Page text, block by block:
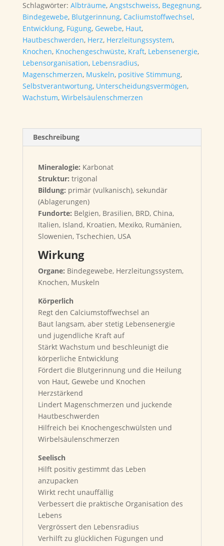
Schlagwörter: Albträume, Angstschweiss, Begegnung,
Bindegewebe, Blutgerinnung, Cacliumstoffwechsel,
Entwicklung, Fügung, Gewebe, Haut,
Hautbeschwerden, Herz, Herzleitungssystem,
Knochen, Knochengeschwüste, Kraft, Lebensenergie,
Lebensorganisation, Lebensradius,
Magenschmerzen, Muskeln, positive Stimmung,
Selbstverantwortung, Unterscheidungsvermögen,
Wachstum, Wirbelsäulenschmerzen
Beschreibung
Mineralogie: Karbonat
Struktur: trigonal
Bildung: primär (vulkanisch), sekundär
(Ablagerungen)
Fundorte: Belgien, Brasilien, BRD, China,
Italien, Island, Kroatien, Mexiko, Rumänien,
Slowenien, Tschechien, USA
Wirkung
Organe: Bindegewebe, Herzleitungssystem,
Knochen, Muskeln
Körperlich
Regt den Calciumstoffwechsel an
Baut langsam, aber stetig Lebensenergie
und jugendliche Kraft auf
Stärkt Wachstum und beschleunigt die
körperliche Entwicklung
Fördert die Blutgerinnung und die Heilung
von Haut, Gewebe und Knochen
Herzstärkend
Lindert Magenschmerzen und juckende
Hautbeschwerden
Hilfreich bei Knochengeschwülsten und
Wirbelsäulenschmerzen
Seelisch
Hilft positiv gestimmt das Leben
anzupacken
Wirkt recht unauffällig
Verbessert die praktische Organisation des
Lebens
Vergrössert den Lebensradius
Verhilft zu glücklichen Fügungen und